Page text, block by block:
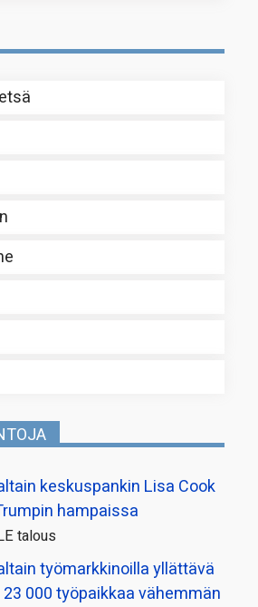
keskuspankin Lisa Cook
hampaissa
talous
työmarkkinoilla yllättävä
23 000 työpaikkaa vähemmän